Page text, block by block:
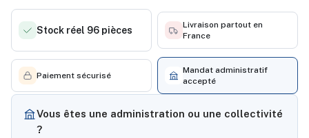
Stock réel 96 pièces
Livraison partout en
France
Paiement sécurisé
Mandat administratif
accepté
Vous êtes une administration ou une collectivité
?